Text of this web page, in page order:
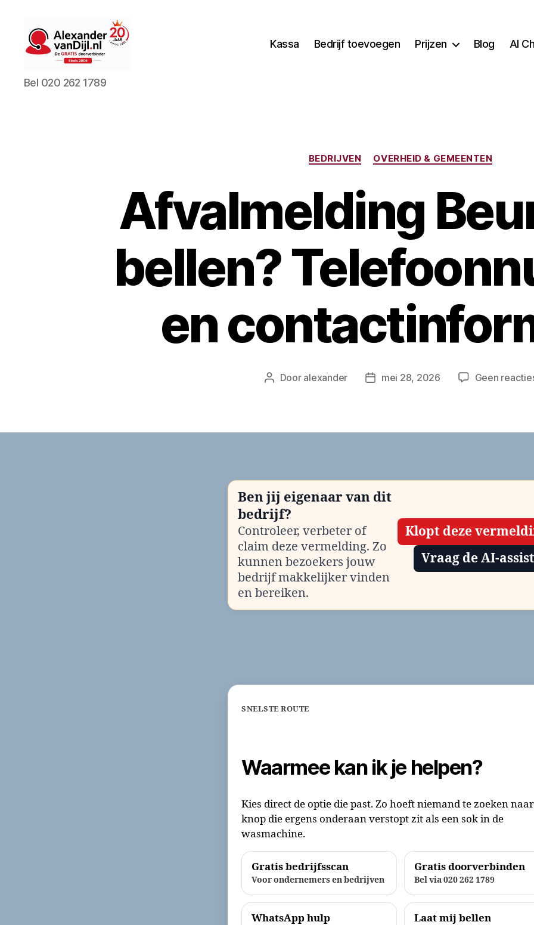
AlexandervanDijl.nl
Bel 020 262 1789
Kassa Bedrijf toevoegen Prijzen Blog AI
Categorieën
BEDRIJVEN OVERHEID & GEMEENTEN
Afvalmelding
bellen?
en
Berichtauteur
Door alexander Berichtdatum
mei 28, 2026 Geen
Ben jij eigenaar van dit
bedrijf?
Controleer, verbeter of
claim deze vermelding. Zo
kunnen bezoekers jouw
bedrijf makkelijker vinden
en bereiken.
Klopt deze
Vraag de AI-
SNELSTE ROUTE
Waarmee kan ik je helpen?
Kies direct de optie die past. Zo hoeft niemand te zoeken
knop die ergens onderaan verstopt zit als een sok in de
wasmachine.
Gratis bedrijfsscan
Voor ondernemers en bedrijven
Gratis doorverbinden
Bel via 020 262 1789
WhatsApp hulp Laat mij bellen